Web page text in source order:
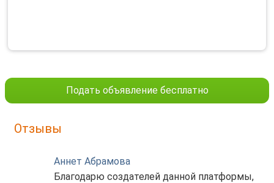
Подать объявление бесплатно
Отзывы
Аннет Абрамова
Благодарю создателей данной платформы,